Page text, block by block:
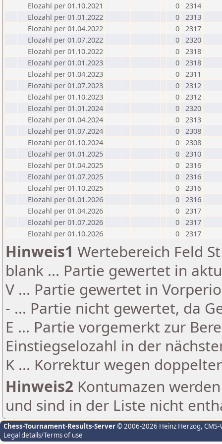
Elozahl per 01.10.2021
0 2314
Elozahl per 01.01.2022
0 2313
Elozahl per 01.04.2022
0 2317
Elozahl per 01.07.2022
0 2320
Elozahl per 01.10.2022
0 2318
Elozahl per 01.01.2023
0 2318
Elozahl per 01.04.2023
0 2311
Elozahl per 01.07.2023
0 2312
Elozahl per 01.10.2023
0 2312
Elozahl per 01.01.2024
0 2320
Elozahl per 01.04.2024
0 2313
Elozahl per 01.07.2024
0 2308
Elozahl per 01.10.2024
0 2308
Elozahl per 01.01.2025
0 2310
Elozahl per 01.04.2025
0 2316
Elozahl per 01.07.2025
0 2316
Elozahl per 01.10.2025
0 2316
Elozahl per 01.01.2026
0 2316
Elozahl per 01.04.2026
0 2317
Elozahl per 01.07.2026
0 2317
Elozahl per 01.10.2026
0 2317
Hinweis1 Wertebereich Feld
blank ... Partie gewertet in
V ... Partie gewertet in
- ... Partie nicht gewertet, da
E ... Partie vorgemerkt zur
Einstiegselozahl in der
K ... Korrektur wegen
Hinweis2 Kontumazen
und sind in der Liste nicht
Chess-Tournament-Results-Server© 2006-2026 Heinz Herzog,
Legal details/Terms of use